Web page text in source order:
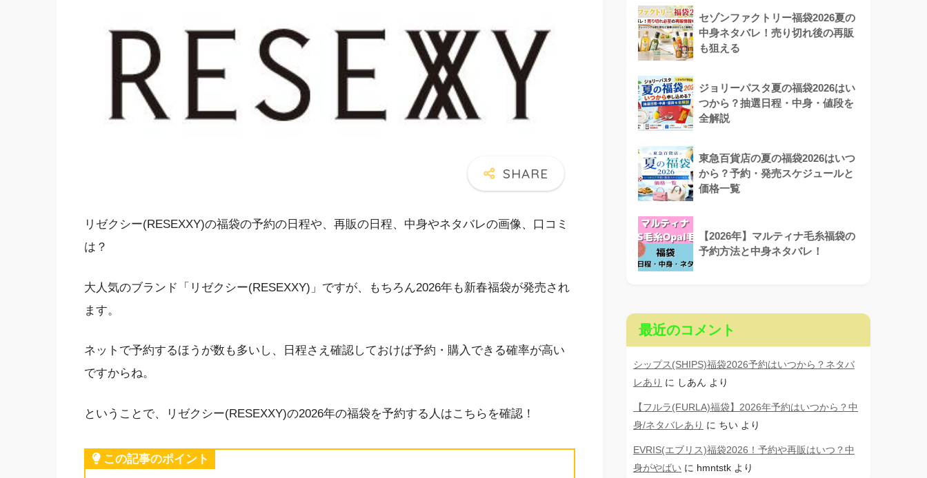
リゼクシー(RESEXXY)の福袋の予約の日程や、再販の日程、中身やネタバレの画像、口コミ
は？
大人気のブランド「リゼクシー(RESEXXY)」ですが、もちろん2026年も新春福袋が発売され
ます。
ネットで予約するほうが数も多いし、日程さえ確認しておけば予約・購入できる確率が高い
ですからね。
ということで、リゼクシー(RESEXXY)の2026年の福袋を予約する人はこちらを確認！
この記事のポイント
セゾンファクトリー福袋2026夏の
中身ネタバレ！売り切れ後の再販
も狙える
ジョリーパスタ夏の福袋2026はい
つから？抽選日程・中身・値段を
全解説
東急百貨店の夏の福袋2026はいつ
から？予約・発売スケジュールと
価格一覧
【2026年】マルティナ毛糸福袋の
予約方法と中身ネタバレ！
最近のコメント
シップス(SHIPS)福袋2026予約はいつから？ネタバ
レあり に しあん より
【フルラ(FURLA)福袋】2026年予約はいつから？中
身/ネタバレあり に ちい より
EVRIS(エブリス)福袋2026！予約や再販はいつ？中
身がやばい に hmntstk より